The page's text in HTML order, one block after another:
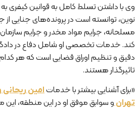
وی با داشتن تسلط کامل به قوانین کیفری
نوین، توانسته است در پرونده‌های جنایی
مسلحانه، جرایم مواد مخدر و جرایم
کند. خدمات تخصصی او شامل دفاع در
دقیق و تنظیم اوراق قضایی است که هر
تاثیرگذار هستند.
«برای آشنایی بیشتر با خدمات امین
تهران و سوابق موفق او در این منطقه، این